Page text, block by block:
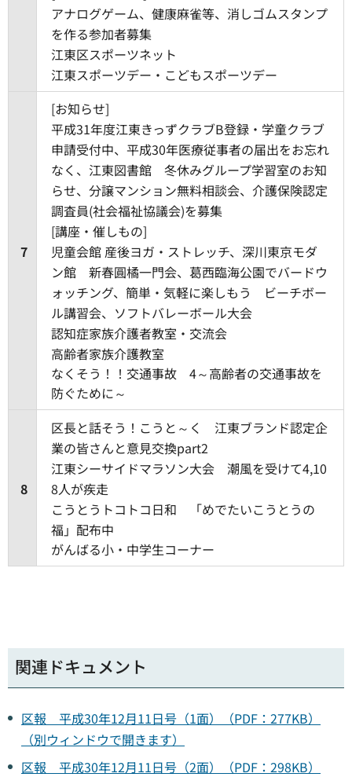
アナログゲーム、健康麻雀等、消しゴムスタンプ
を作る参加者募集
江東区スポーツネット
江東スポーツデー・こどもスポーツデー
7
[お知らせ]
平成31年度江東きっずクラブB登録・学童クラブ
申請受付中、平成30年医療従事者の届出をお忘れ
なく、江東図書館 冬休みグループ学習室のお知
らせ、分譲マンション無料相談会、介護保険認定
調査員(社会福祉協議会)を募集
[講座・催しもの]
児童会館 産後ヨガ・ストレッチ、深川東京モダ
ン館 新春圓橘一門会、葛西臨海公園でバードウ
ォッチング、簡単・気軽に楽しもう ビーチボー
ル講習会、ソフトバレーボール大会
認知症家族介護者教室・交流会
高齢者家族介護教室
なくそう！！交通事故 4～高齢者の交通事故を
防ぐために～
8
区長と話そう！こうと～く 江東ブランド認定企
業の皆さんと意見交換part2
江東シーサイドマラソン大会 潮風を受けて4,10
8人が疾走
こうとうトコトコ日和 「めでたいこうとうの
福」配布中
がんばる小・中学生コーナー
関連ドキュメント
区報 平成30年12月11日号（1面）（PDF：277KB）
（別ウィンドウで開きます）
区報 平成30年12月11日号（2面）（PDF：298KB）